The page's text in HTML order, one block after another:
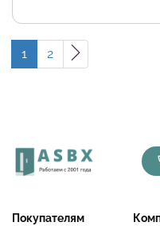
1 2
Покупателям